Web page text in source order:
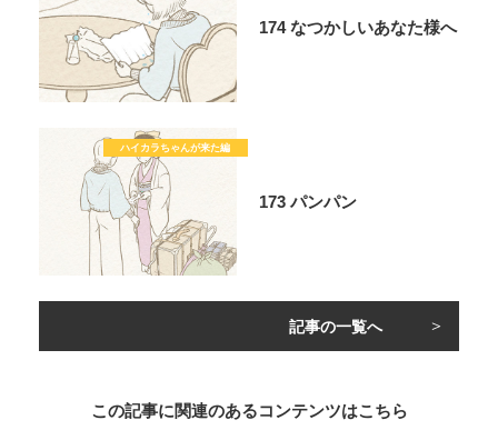
174 なつかしいあなた様へ
173 パンパン
記事の一覧へ
この記事に関連のあるコンテンツはこちら